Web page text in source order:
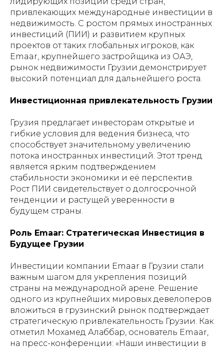
привлекающих международные инвестиции в
недвижимость. С ростом прямых иностранных
инвестиций (ПИИ) и развитием крупных
проектов от таких глобальных игроков, как
Emaar, крупнейшего застройщика из ОАЭ,
рынок недвижимости Грузии демонстрирует
высокий потенциал для дальнейшего роста.
Инвестиционная привлекательность Грузии
Грузия предлагает инвесторам открытые и
гибкие условия для ведения бизнеса, что
способствует значительному увеличению
потока иностранных инвестиций. Этот тренд
является ярким подтверждением
стабильности экономики и её перспектив.
Рост ПИИ свидетельствует о долгосрочной
тенденции и растущей уверенности в
будущем страны.
Роль Emaar: Стратегическая Инвестиция в
Будущее Грузии
Инвестиции компании Emaar в Грузии стали
важным шагом для укрепления позиций
страны на международной арене. Решение
одного из крупнейших мировых девелоперов
вложиться в грузинский рынок подтверждает
стратегическую привлекательность Грузии. Как
отметил Мохамед Алаббар, основатель Emaar,
на пресс-конференции: «Наши инвестиции в